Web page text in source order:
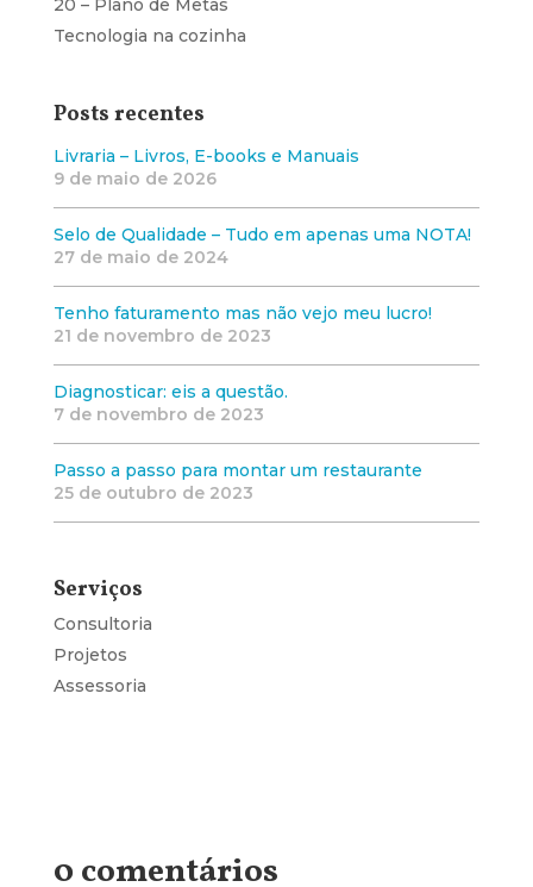
20 – Plano de Metas
Tecnologia na cozinha
Posts recentes
Livraria – Livros, E-books e Manuais
9 de maio de 2026
Selo de Qualidade – Tudo em apenas uma NOTA!
27 de maio de 2024
Tenho faturamento mas não vejo meu lucro!
21 de novembro de 2023
Diagnosticar: eis a questão.
7 de novembro de 2023
Passo a passo para montar um restaurante
25 de outubro de 2023
Serviços
Consultoria
Projetos
Assessoria
0 comentários